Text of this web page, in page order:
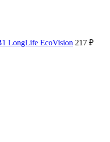
LongLife EcoVision 217 ₽